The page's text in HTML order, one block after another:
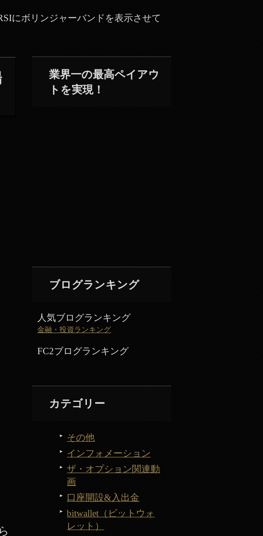
にボリンジャーバンドを表示させて
業界一の最高ペイアウ
トを実現！
ブログランキング
人気ブログランキング
金融・投資ランキング
FC2ブログランキング
カテゴリー
その他
インフォメーション
ザ・オプション関連動
画
口座開設&入出金
bitwallet（ビットウォ
レット）